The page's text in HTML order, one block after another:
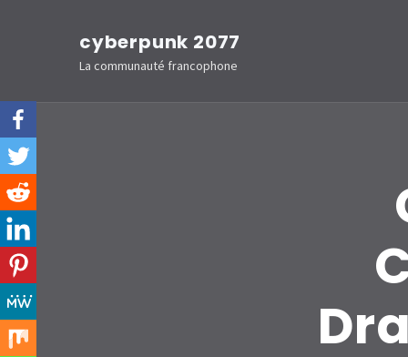
(Pressez
Entrée)
cyberpunk 2077
La communauté francophone